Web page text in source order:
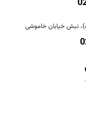
نبش خیابان خاموشی